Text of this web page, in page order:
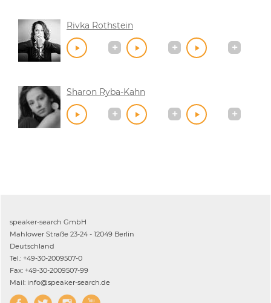
Rivka Rothstein
Sharon Ryba-Kahn
speaker-search GmbH
Mahlower Straße 23-24 - 12049 Berlin
Deutschland
Tel.: +49-30-2009507-0
Fax: +49-30-2009507-99
Mail: info@speaker-search.de